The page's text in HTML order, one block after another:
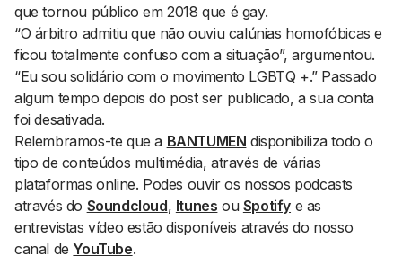
que tornou público em 2018 que é gay.
“O árbitro admitiu que não ouviu calúnias homofóbicas e
ficou totalmente confuso com a situação”, argumentou.
“Eu sou solidário com o movimento LGBTQ +.” Passado
algum tempo depois do post ser publicado, a sua conta
foi desativada.
Relembramos-te que a BANTUMEN disponibiliza todo o
tipo de conteúdos multimédia, através de várias
plataformasonline. Podes ouvir os nossos podcasts
através do Soundcloud, Itunes ou Spotify e as
entrevistas vídeo estão disponíveis através do nosso
canal de YouTube.